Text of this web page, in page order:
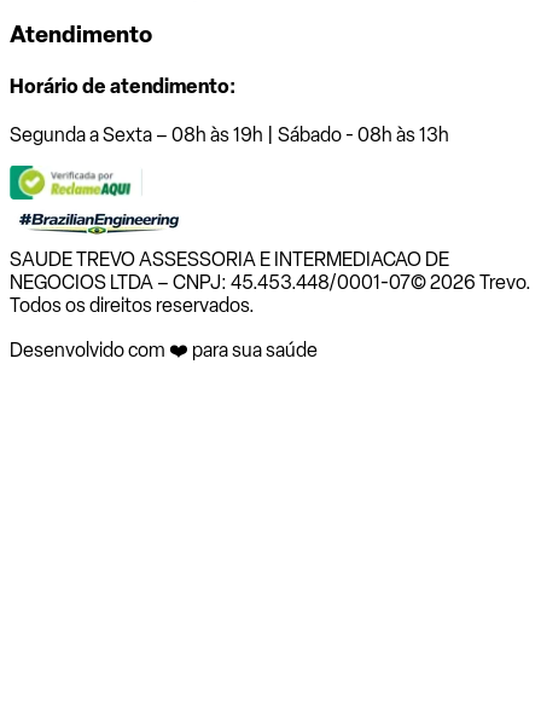
Atendimento
Horário de atendimento:
Segunda a Sexta – 08h às 19h | Sábado - 08h às 13h
SAUDE TREVO ASSESSORIA E INTERMEDIACAO DE
NEGOCIOS LTDA – CNPJ: 45.453.448/0001-07© 2026 Trevo.
Todos os direitos reservados.
Desenvolvido com ❤️ para sua saúde